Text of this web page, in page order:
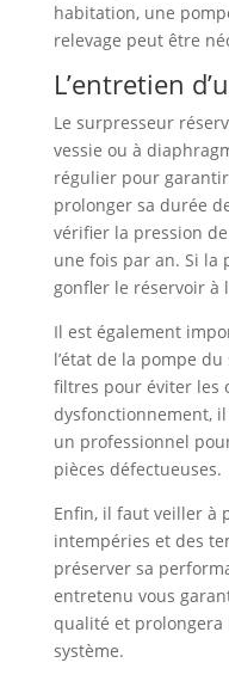
habitation, une
relevage peut être
L’entretien
Le surpresseur
vessie ou à
régulier pour
prolonger sa durée
vérifier la pression
une fois par an. Si la
gonfler le réservoir à
Il est également
l’état de la pompe
filtres pour éviter les
dysfonctionnement,
un professionnel
pièces défectueuses.
Enfin, il faut veiller à
intempéries et des
préserver sa
entretenu vous
qualité et prolongera
système.